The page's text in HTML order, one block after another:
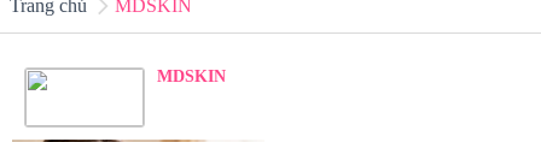
Trang chủ MDSKIN
MDSKIN